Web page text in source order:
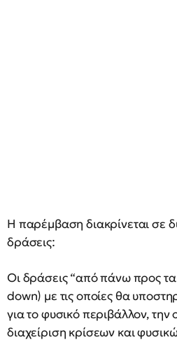
Η παρέμβαση διακρίνεται σε
δράσεις:
Οι δράσεις “από πάνω προς
down) με τις οποίες θα
για το φυσικό περιβάλλον, την
διαχείριση κρίσεων και